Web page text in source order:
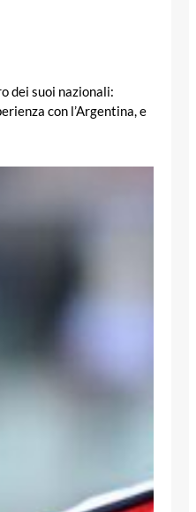
dei suoi nazionali:
con l’Argentina, e